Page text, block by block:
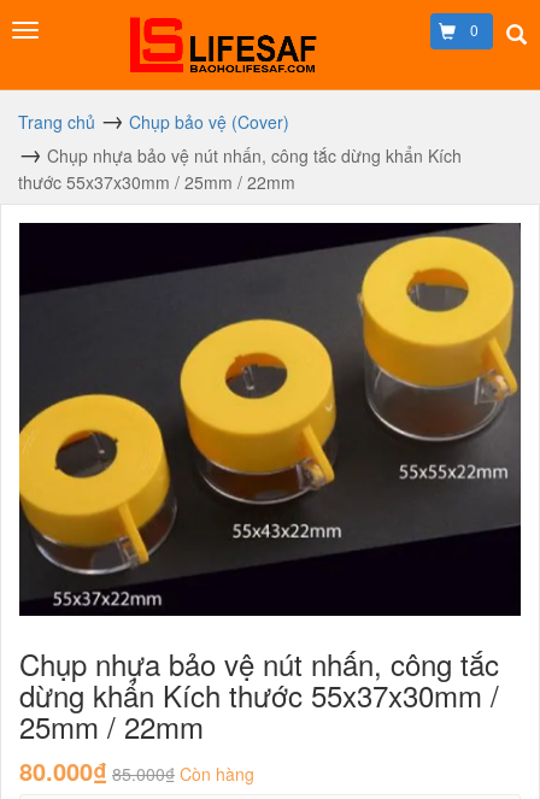
0
Trang chủ
Chụp bảo vệ (Cover)
Chụp nhựa bảo vệ nút nhấn, công tắc dừng khẩn Kích
thước 55x37x30mm / 25mm / 22mm
Chụp nhựa bảo vệ nút nhấn, công tắc
dừng khẩn Kích thước 55x37x30mm /
25mm / 22mm
80.000₫ 85.000₫ Còn hàng